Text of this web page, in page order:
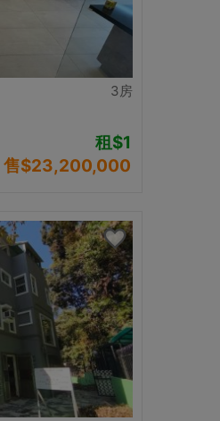
3房
租$1
售$23,200,000